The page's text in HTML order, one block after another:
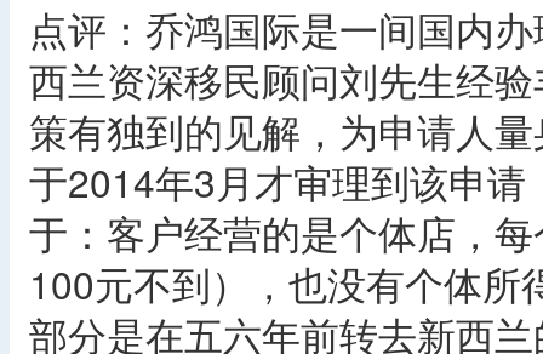
点评：乔鸿国际是一间国内
西兰资深移民顾问刘先生经
策有独到的见解，为申请人
于2014年3月才审理到该申
于：客户经营的是个体店，
100元不到），也没有个体
部分是在五六年前转去新西